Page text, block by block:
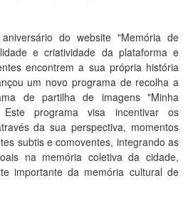
do website "Memória de
e criatividade da plataforma e
encontrem a sua própria história
um novo programa de recolha a
de partilha de imagens "Minha
programa visa incentivar os
da sua perspectiva, momentos
subtis e comoventes, integrando as
na memória coletiva da cidade,
importante da memória cultural de